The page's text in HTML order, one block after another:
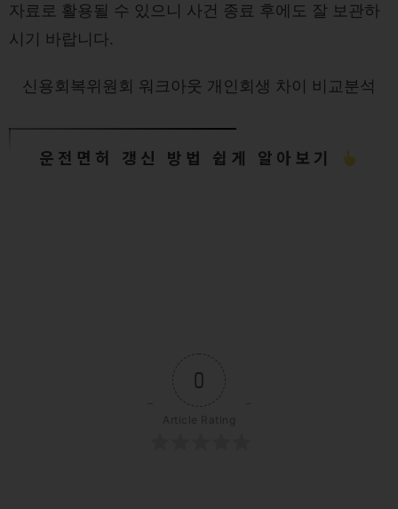
자료로 활용될 수 있으니 사건 종료 후에도 잘 보관하
시기 바랍니다.
신용회복위원회 워크아웃 개인회생 차이 비교분석
운전면허 갱신 방법 쉽게 알아보기
0
Article Rating